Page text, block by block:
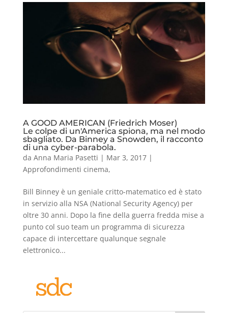
A GOOD AMERICAN (Friedrich Moser)
Le colpe di un'America spiona, ma nel modo
sbagliato. Da Binney a Snowden, il racconto
di una cyber-parabola.
da Anna Maria Pasetti | Mar 3, 2017|
Approfondimenti cinema,
Bill Binney è un geniale critto-matematico ed è stato
in servizio alla NSA (National Security Agency) per
oltre 30 anni. Dopo la fine della guerra fredda mise a
punto col suo team un programma di sicurezza
capace di intercettare qualunque segnale
elettronico...